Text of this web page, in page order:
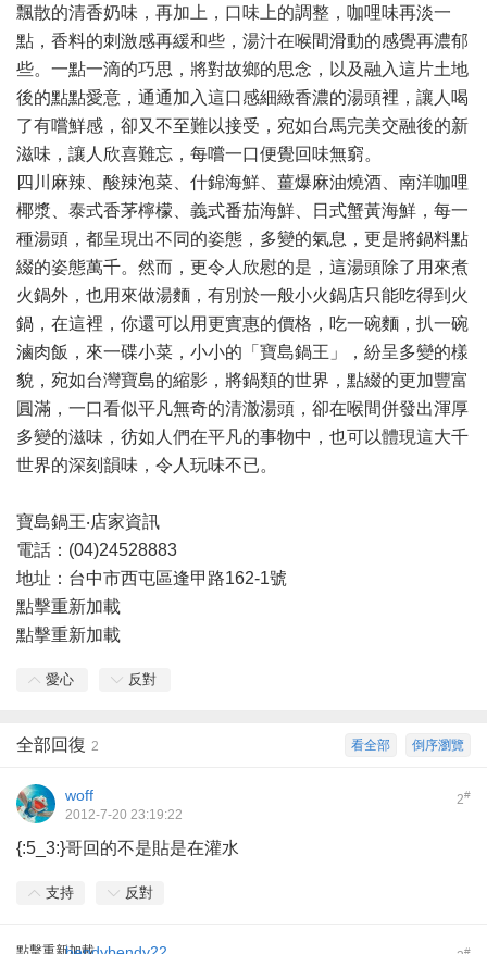
飄散的清香奶味，再加上，口味上的調整，咖哩味再淡一
點，香料的刺激感再緩和些，湯汁在喉間滑動的感覺再濃郁
些。一點一滴的巧思，將對故鄉的思念，以及融入這片土地
後的點點愛意，通通加入這口感細緻香濃的湯頭裡，讓人喝
了有嚐鮮感，卻又不至難以接受，宛如台馬完美交融後的新
滋味，讓人欣喜難忘，每嚐一口便覺回味無窮。
四川麻辣、酸辣泡菜、什錦海鮮、薑爆麻油燒酒、南洋咖哩
椰漿、泰式香茅檸檬、義式番茄海鮮、日式蟹黃海鮮，每一
種湯頭，都呈現出不同的姿態，多變的氣息，更是將鍋料點
綴的姿態萬千。然而，更令人欣慰的是，這湯頭除了用來煮
火鍋外，也用來做湯麵，有別於一般小火鍋店只能吃得到火
鍋，在這裡，你還可以用更實惠的價格，吃一碗麵，扒一碗
滷肉飯，來一碟小菜，小小的「寶島鍋王」，紛呈多變的樣
貌，宛如台灣寶島的縮影，將鍋類的世界，點綴的更加豐富
圓滿，一口看似平凡無奇的清澈湯頭，卻在喉間併發出渾厚
多變的滋味，彷如人們在平凡的事物中，也可以體現這大千
世界的深刻韻味，令人玩味不已。
寶島鍋王‧店家資訊
電話：(04)24528883
地址：台中市西屯區逢甲路162-1號
點擊重新加載
點擊重新加載
愛心 反對
倒序瀏覽
看全部
全部回復 2
2#
woff
2012-7-20 23:19:22
{:5_3:}哥回的不是貼是在灌水
支持 反對
點擊重新加載 #